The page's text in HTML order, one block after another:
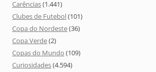
Carências(1.441)
Clubes de Futebol(101)
Copa do Nordeste(36)
Copa Verde(2)
Copas do Mundo (109)
Curiosidades(4.594)